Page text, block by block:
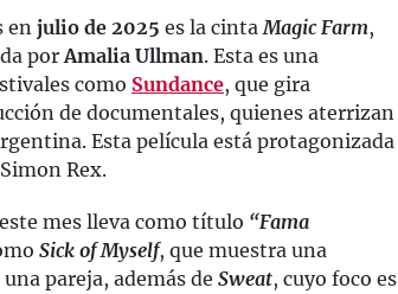
enjulio de 2025 es la cintaMagic Farm,
porAmalia Ullman. Esta es una
como Sundance, que gira
de documentales, quienes aterrizan
Esta película está protagonizada
Rex.
mes lleva como título “Fama
Sick of Myself, que muestra una
pareja, además de Sweat, cuyo foco es